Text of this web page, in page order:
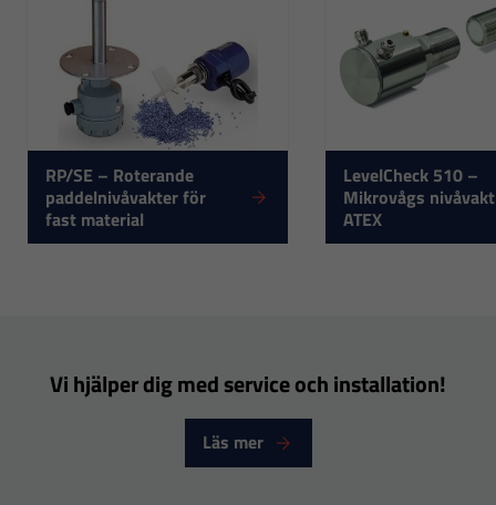
RP/SE – Roterande
paddelnivåvakter för
fast material
LevelCheck 510 –
Mikrovågs
ATEX
Vi hjälper dig med service och installation!
Läs mer
bort. De
behövs för
att hemsidan